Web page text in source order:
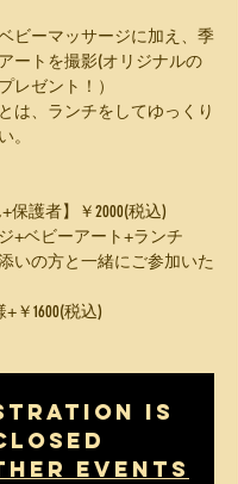
ビーマッサージに加え、季
ートを撮影(オリジナルの
レゼント！）
は、ランチをしてゆっくり
。
保護者】￥2000(税込)
+ベビーアート+ランチ
いの方と一緒にご参加いた
￥1600(税込)
is
events